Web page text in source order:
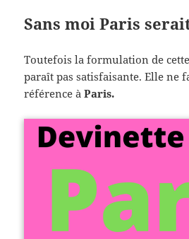
Sans moi Paris
Toutefois la formulation de
paraît pas satisfaisante. Elle ne
référence àParis.